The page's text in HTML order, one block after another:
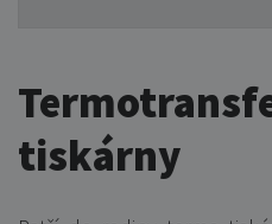
tiskárny